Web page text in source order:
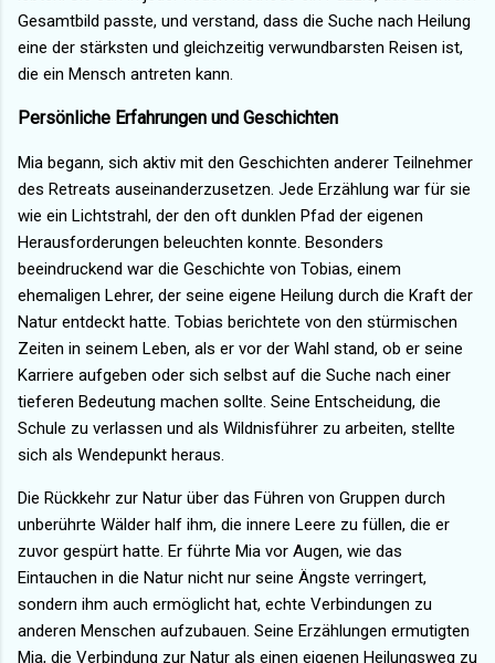
Gesamtbild passte, und verstand, dass die Suche nach Heilung
eine der stärksten und gleichzeitig verwundbarsten Reisen ist,
die ein Mensch antreten kann.
Persönliche Erfahrungen und Geschichten
Mia begann, sich aktiv mit den Geschichten anderer Teilnehmer
des Retreats auseinanderzusetzen. Jede Erzählung war für sie
wie ein Lichtstrahl, der den oft dunklen Pfad der eigenen
Herausforderungen beleuchten konnte. Besonders
beeindruckend war die Geschichte von Tobias, einem
ehemaligen Lehrer, der seine eigene Heilung durch die Kraft der
Natur entdeckt hatte. Tobias berichtete von den stürmischen
Zeiten in seinem Leben, als er vor der Wahl stand, ob er seine
Karriere aufgeben oder sich selbst auf die Suche nach einer
tieferen Bedeutung machen sollte. Seine Entscheidung, die
Schule zu verlassen und als Wildnisführer zu arbeiten, stellte
sich als Wendepunkt heraus.
Die Rückkehr zur Natur über das Führen von Gruppen durch
unberührte Wälder half ihm, die innere Leere zu füllen, die er
zuvor gespürt hatte. Er führte Mia vor Augen, wie das
Eintauchen in die Natur nicht nur seine Ängste verringert,
sondern ihm auch ermöglicht hat, echte Verbindungen zu
anderen Menschen aufzubauen. Seine Erzählungen ermutigten
Mia, die Verbindung zur Natur als einen eigenen Heilungsweg zu